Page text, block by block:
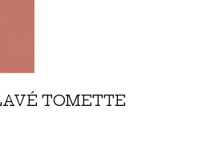
TOMETTE